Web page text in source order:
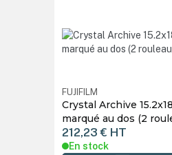
FUJIFILM
Crystal Archive
marqué au dos (2
212,23 € HT
En stock